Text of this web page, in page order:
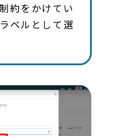
約をかけてい
ベルとして選